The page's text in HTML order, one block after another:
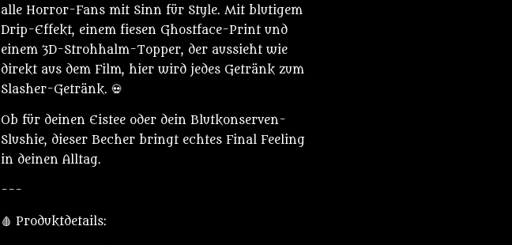
alle Horror-Fans mit Sinn für Style. Mit blutigem
Drip-Effekt, einem fiesen Ghostface-Print und
einem 3D-Strohhalm-Topper, der aussieht wie
direkt aus dem Film, hier wird jedes Getränk zum
Slasher-Getränk. 💀
Ob für deinen Eistee oder dein Blutkonserven-
Slushie, dieser Becher bringt echtes Final Feeling
in deinen Alltag.
---
🩸 Produktdetails: